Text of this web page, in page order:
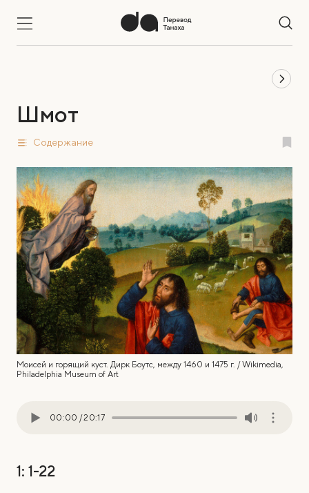
Шмот
Содержание
Моисей и горящий куст. Дирк Боутс, между 1460 и 1475 г. / Wikimedia,
Philadelphia Museum of Art
00:00 /20:17
1: 1-22